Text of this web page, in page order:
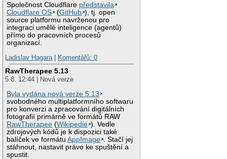
Společnost Cloudflare představila
Cloudflare OS
(GitHub ), tj. open
source platformu navrženou pro
integraci umělé inteligence (agentů)
přímo do pracovních procesů
organizací.
Ladislav Hagara| Komentářů: 0
RawTherapee 5.13
5.8. 12:44 | Nová verze
Byla vydána nová verze 5.13
svobodného multiplatformního softwaru
pro konverzi a zpracování digitálních
fotografií primárně ve formátů RAW
RawTherapee (Wikipedie ). Vedle
zdrojových kódů je k dispozici také
balíček ve formátuAppImage
. Stačí jej
stáhnout, nastavit právo ke spuštění a
spustit.